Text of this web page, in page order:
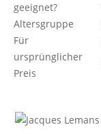
geeignet?
Altersgruppe
Für
ursprünglicher
Preis